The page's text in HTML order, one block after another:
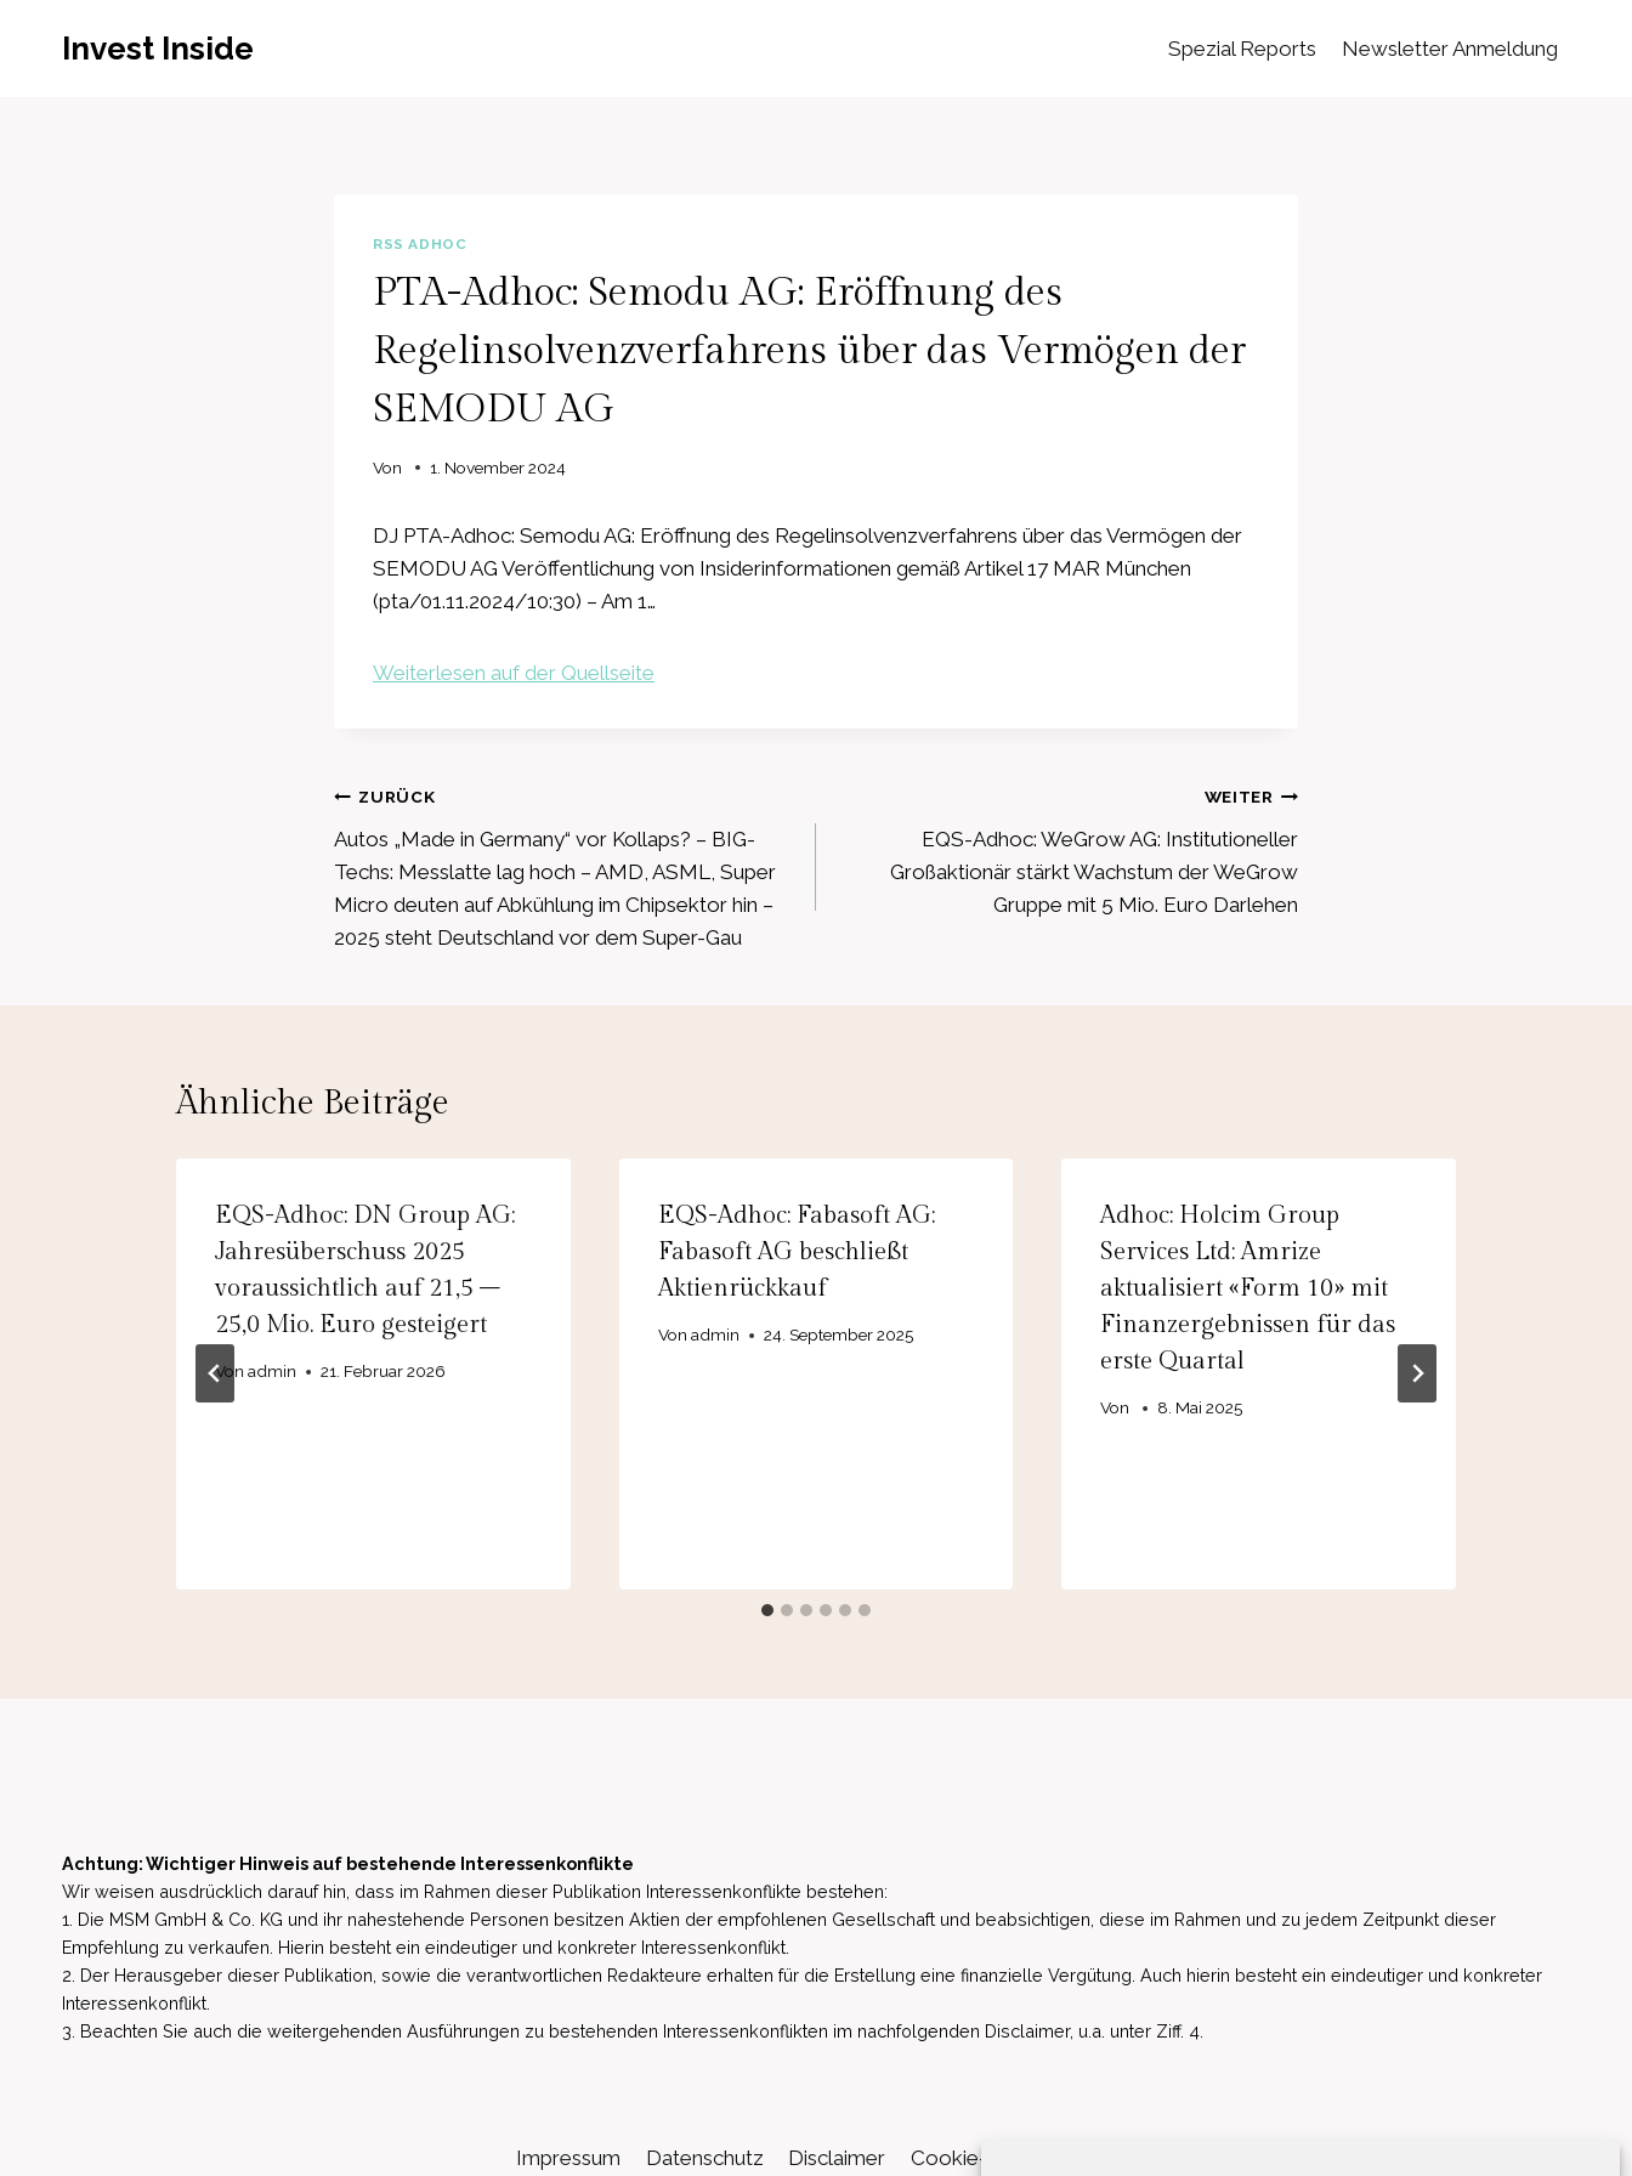
Invest Inside Spezial Reports Newsletter Anmeldung
RSS ADHOC
PTA-Adhoc: Semodu AG: Eröffnung des
Regelinsolvenzverfahrens über das Vermögen der
SEMODU AG
Von 1. November 2024
DJ PTA-Adhoc: Semodu AG: Eröffnung des Regelinsolvenzverfahrens über das Vermögen der
SEMODU AG Veröffentlichung von Insiderinformationen gemäß Artikel 17 MAR München
(pta/01.11.2024/10:30) – Am 1…
Weiterlesen auf der Quellseite
Beitragsnavigation
ZURÜCK
Autos „Made in Germany“ vor Kollaps? – BIG-
Techs: Messlatte lag hoch – AMD, ASML, Super
Micro deuten auf Abkühlung im Chipsektor hin –
2025 steht Deutschland vor dem Super-Gau
WEITER
EQS-Adhoc: WeGrow AG: Institutioneller
Großaktionär stärkt Wachstum der WeGrow
Gruppe mit 5 Mio. Euro Darlehen
Ähnliche Beiträge
EQS-Adhoc: DN Group AG:
Jahresüberschuss 2025
voraussichtlich auf 21,5 –
25,0 Mio. Euro gesteigert
Von admin 21. Februar 2026
EQS-Adhoc: Fabasoft AG:
Fabasoft AG beschließt
Aktienrückkauf
Von admin 24. September 2025
Adhoc: Holcim Group
Services Ltd: Amrize
aktualisiert «Form 10» mit
Finanzergebnissen für das
erste Quartal
Von 8. Mai 2025
Achtung: Wichtiger Hinweis auf bestehende Interessenkonflikte
Wir weisen ausdrücklich darauf hin, dass im Rahmen dieser Publikation Interessenkonflikte bestehen:
1. Die MSM GmbH & Co. KG und ihr nahestehende Personen besitzen Aktien der empfohlenen Gesellschaft und beabsichtigen, diese im Rahmen und zu jedem Zeitpunkt dieser
Empfehlung zu verkaufen. Hierin besteht ein eindeutiger und konkreter Interessenkonflikt.
2. Der Herausgeber dieser Publikation, sowie die verantwortlichen Redakteure erhalten für die Erstellung eine finanzielle Vergütung. Auch hierin besteht ein eindeutiger und konkreter
Interessenkonflikt.
3. Beachten Sie auch die weitergehenden Ausführungen zu bestehenden Interessenkonflikten im nachfolgenden Disclaimer, u.a. unter Ziff. 4.
Impressum Datenschutz Disclaimer Cookie-Richtlinie (EU)